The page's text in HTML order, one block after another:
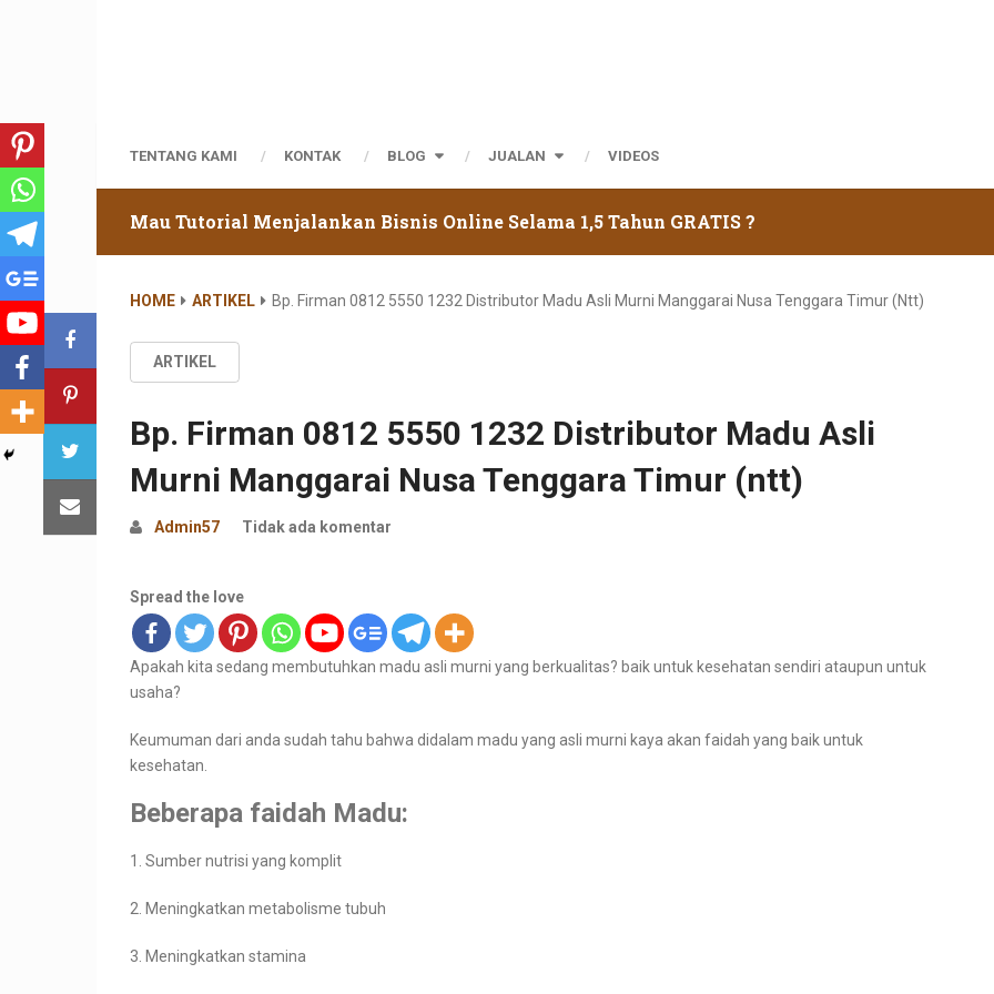
TENTANG KAMI KONTAK BLOG JUALAN VIDEOS
Mau Tutorial Menjalankan Bisnis Online Selama 1,5 Tahun GRATIS ?
HOME ARTIKEL Bp. Firman 0812 5550 1232 Distributor Madu Asli Murni Manggarai Nusa Tenggara Timur (ntt)
ARTIKEL
Bp. Firman 0812 5550 1232 Distributor Madu Asli
Murni Manggarai Nusa Tenggara Timur (ntt)
Admin57 Tidak ada komentar
Spread the love
Apakah kita sedang membutuhkan madu asli murni yang berkualitas? baik untuk kesehatan sendiri ataupun untuk
usaha?
Keumuman dari anda sudah tahu bahwa didalam madu yang asli murni kaya akan faidah yang baik untuk
kesehatan.
Beberapa faidah Madu:
1. Sumber nutrisi yang komplit
2. Meningkatkan metabolisme tubuh
3. Meningkatkan stamina